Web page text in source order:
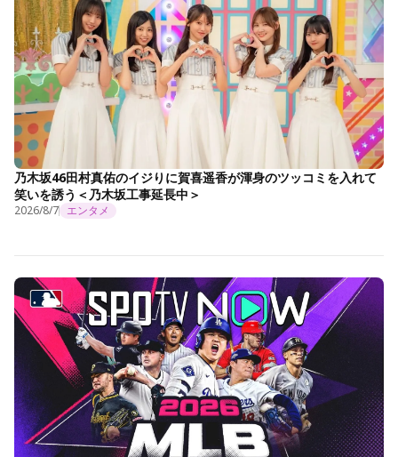
乃木坂46田村真佑のイジりに賀喜遥香が渾身のツッコミを入れて
笑いを誘う＜乃木坂工事延長中＞
2026/8/7 エンタメ